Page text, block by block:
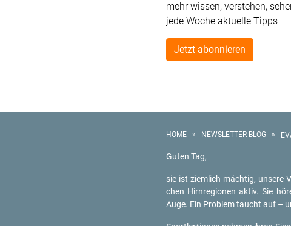
mehr wissen, verstehen,
jede Woche aktuelle Tipps
Jetzt abonnieren
HOME» NEWSLETTER BLOG»
Guten Tag,
sie ist ziem­lich mäch­tig, un­se­re
chen Hirn­re­gio­nen aktiv. Sie
Auge. Ein Pro­blem taucht auf –